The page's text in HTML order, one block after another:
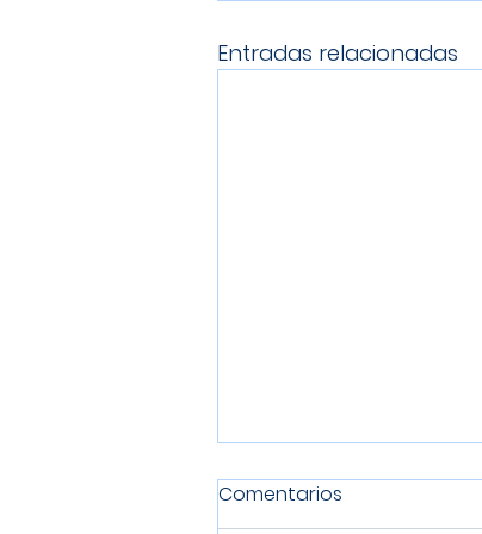
Entradas relacionadas
Comentarios